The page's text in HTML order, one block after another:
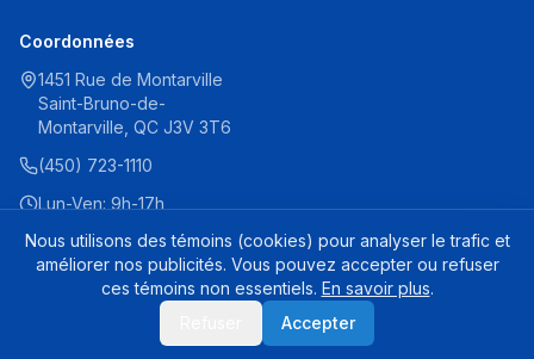
Contrôleur LCD de pompe à chaleur HP50A - HPX95005
Coordonnées
1451 Rue de Montarville
Saint-Bruno-de-
Montarville, QC J3V 3T6
(450) 723-1110
Lun-Ven: 9h-17h
© 2025 Destination Piscine Aide. Tous droits réservés.
Nous utilisons des témoins (cookies) pour analyser le trafic et
améliorer nos publicités. Vous pouvez accepter ou refuser
ces témoins non essentiels. En savoir plus.
Accepter